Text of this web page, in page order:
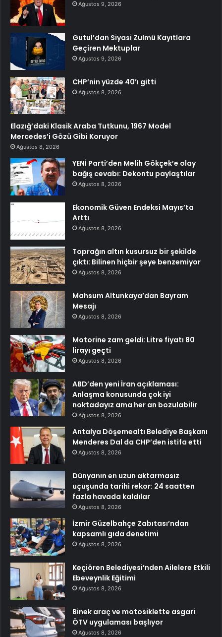
Ağustos 9, 2026
Gutul’dan Siyasi Zulmü Kayıtlara
Geçiren Mektuplar
Ağustos 9, 2026
CHP’nin yüzde 40’ı gitti
Ağustos 8, 2026
Elazığ’daki Klasik Araba Tutkunu, 1967 Model
Mercedes’i Gözü Gibi Koruyor
Ağustos 8, 2026
YENİ Parti’den Melih Gökçek’e olay
bağış cevabı: Dekontu paylaştılar
Ağustos 8, 2026
Ekonomik Güven Endeksi Mayıs’ta
Arttı
Ağustos 8, 2026
Toprağın altın kusursuz bir şekilde
çıktı: Bilinen hiçbir şeye benzemiyor
Ağustos 8, 2026
Mahsum Altunkaya’dan Bayram
Mesajı
Ağustos 8, 2026
Motorine zam geldi: Litre fiyatı 80
lirayı geçti
Ağustos 8, 2026
ABD’den yeni İran açıklaması:
Anlaşma konusunda çok iyi
noktadayız ama her an bozulabilir
Ağustos 8, 2026
Antalya Döşemealtı Belediye Başkanı
Menderes Dal da CHP’den istifa etti
Ağustos 8, 2026
Dünyanın en uzun aktarmasız
uçuşunda tarihi rekor: 24 saatten
fazla havada kaldılar
Ağustos 8, 2026
İzmir Güzelbahçe Zabıtası’ndan
kapsamlı gıda denetimi
Ağustos 8, 2026
Keçiören Belediyesi’nden Ailelere Etkili
Ebeveynlik Eğitimi
Ağustos 8, 2026
Binek araç ve motosiklette asgari
ÖTV uygulaması başlıyor
Ağustos 8, 2026